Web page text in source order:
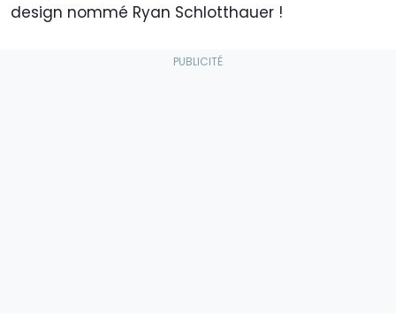
design nommé Ryan Schlotthauer !